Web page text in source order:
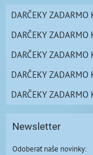
DARČEKY ZADARMO
DARČEKY ZADARMO
DARČEKY ZADARMO
DARČEKY ZADARMO
DARČEKY ZADARMO
Newsletter
Odoberať naše novinky: